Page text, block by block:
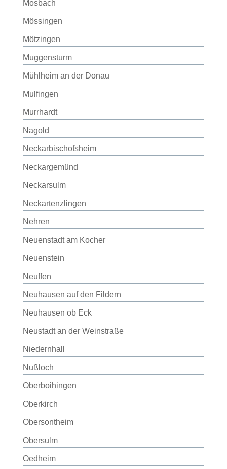
Mosbach
Mössingen
Mötzingen
Muggensturm
Mühlheim an der Donau
Mulfingen
Murrhardt
Nagold
Neckarbischofsheim
Neckargemünd
Neckarsulm
Neckartenzlingen
Nehren
Neuenstadt am Kocher
Neuenstein
Neuffen
Neuhausen auf den Fildern
Neuhausen ob Eck
Neustadt an der Weinstraße
Niedernhall
Nußloch
Oberboihingen
Oberkirch
Obersontheim
Obersulm
Oedheim